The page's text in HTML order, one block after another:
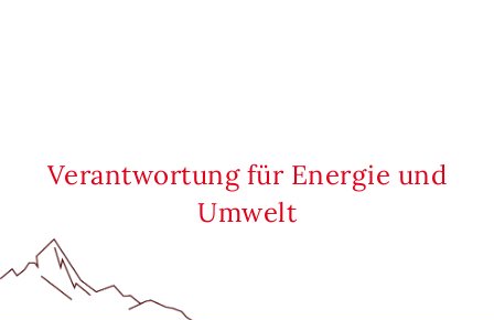
Verantwortung für Energie und
Umwelt